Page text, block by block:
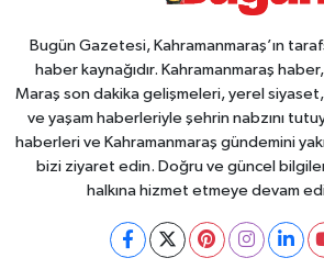
Bugün Gazetesi, Kahramanmaraş’ın
haber kaynağıdır. Kahramanmaraş
Maraş son dakika gelişmeleri, yerel
ve yaşam haberleriyle şehrin nabzını
haberleri ve Kahramanmaraş gündemini
bizi ziyaret edin. Doğru ve güncel
halkına hizmet etmeye devam